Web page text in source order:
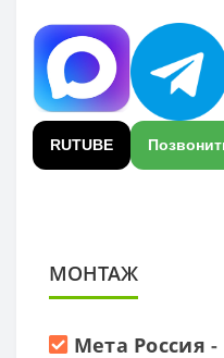
RUTUBE
МОНТАЖ
Мета Россия -